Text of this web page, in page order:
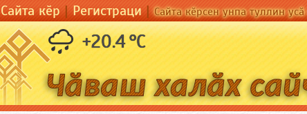
Сайта кӗр|Регистраци|Сайта кӗрсен унпа туллин
+20.4 °C